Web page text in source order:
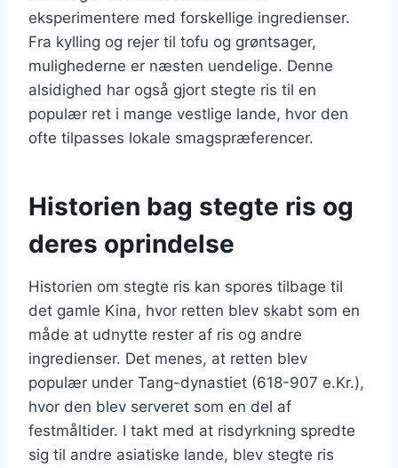
eksperimentere med forskellige ingredienser.
Fra kylling og rejer til tofu og grøntsager,
mulighederne er næsten uendelige. Denne
alsidighed har også gjort stegte ris til en
populær ret i mange vestlige lande, hvor den
ofte tilpasses lokale smagspræferencer.
Historien bag stegte ris og
deres oprindelse
Historien om stegte ris kan spores tilbage til
det gamle Kina, hvor retten blev skabt som en
måde at udnytte rester af ris og andre
ingredienser. Det menes, at retten blev
populær under Tang-dynastiet (618-907 e.Kr.),
hvor den blev serveret som en del af
festmåltider. I takt med at risdyrkning spredte
sig til andre asiatiske lande, blev stegte ris